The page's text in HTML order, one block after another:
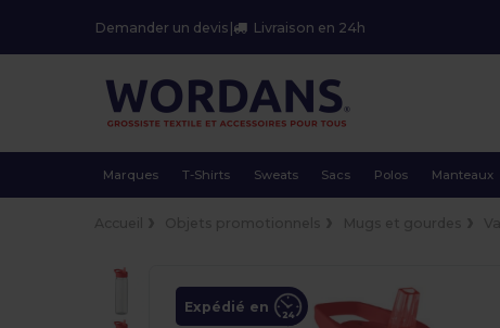
Demander un devis | Livraison en 24h
Marques T-Shirts Sweats Sacs Polos Manteaux
Expédié en